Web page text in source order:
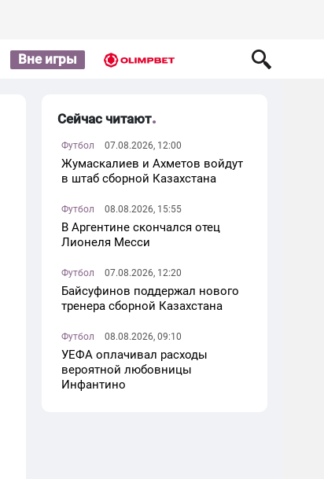
Вне игры
Сейчас читают
Футбол 07.08.2026, 12:00
Жумаскалиев и Ахметов войдут
в штаб сборной Казахстана
Футбол 08.08.2026, 15:55
В Аргентине скончался отец
Лионеля Месси
Футбол 07.08.2026, 12:20
Байсуфинов поддержал нового
тренера сборной Казахстана
Футбол 08.08.2026, 09:10
УЕФА оплачивал расходы
вероятной любовницы
Инфантино